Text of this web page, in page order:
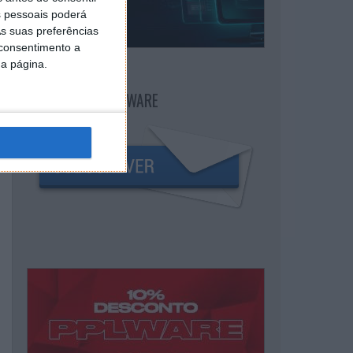
poderá
suas preferências
a
página.
NEWSLETTER PPLWARE